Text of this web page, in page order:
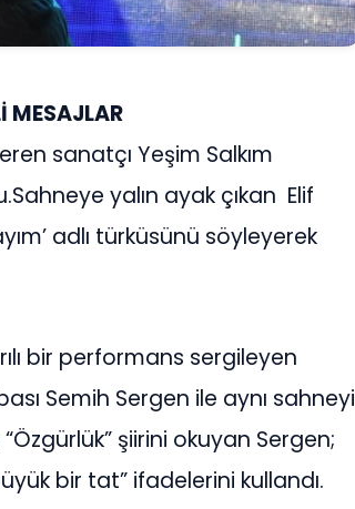
MESAJLAR
sanatçı Yeşim Salkım
yalın ayak çıkan Elif
adlı türküsünü söyleyerek
bir performans sergileyen
Semih Sergen ile aynı sahneyi
şiirini okuyan Sergen;
bir tat” ifadelerini kullandı.